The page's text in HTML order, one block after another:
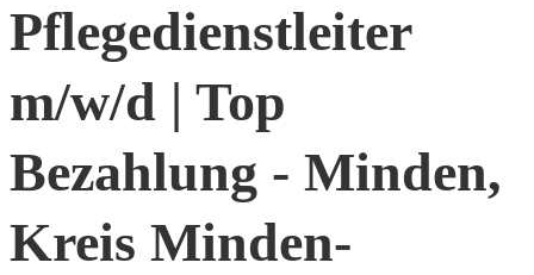
Pflegedienstleiter
m/w/d | Top
Bezahlung - Minden,
Kreis Minden-